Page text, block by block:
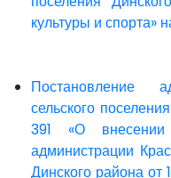
культуры и спорта»
Постановление
сельского
391 «О внесении
администрации
Динского района от